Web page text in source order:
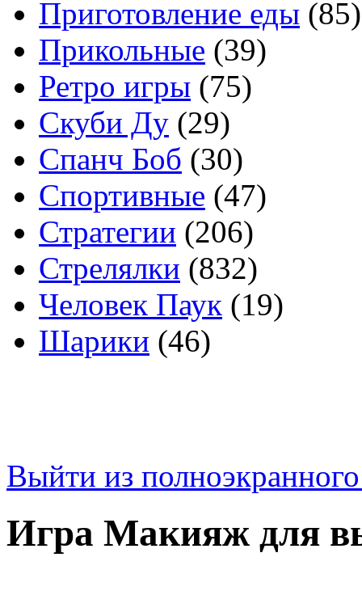
Приготовление еды (85)
Прикольные (39)
Ретро игры (75)
Скуби Ду (29)
Спанч Боб (30)
Спортивные (47)
Стратегии (206)
Стрелялки (832)
Человек Паук (19)
Шарики (46)
Выйти из
Игра Макияж для